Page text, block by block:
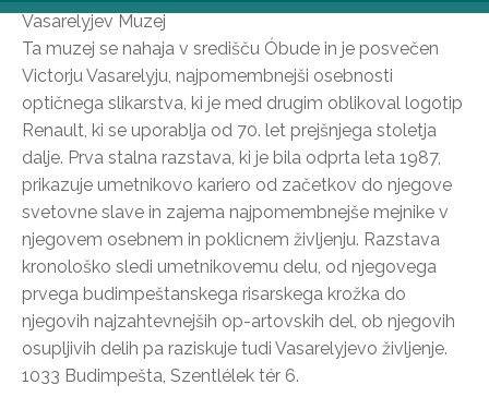
Vasarelyjev Muzej
Ta muzej se nahaja v središču Óbude in je posvečen
Victorju Vasarelyju, najpomembnejši osebnosti
optičnega slikarstva, ki je med drugim oblikoval logotip
Renault, ki se uporablja od 70. let prejšnjega stoletja
dalje. Prva stalna razstava, ki je bila odprta leta 1987,
prikazuje umetnikovo kariero od začetkov do njegove
svetovne slave in zajema najpomembnejše mejnike v
njegovem osebnem in poklicnem življenju. Razstava
kronološko sledi umetnikovemu delu, od njegovega
prvega budimpeštanskega risarskega krožka do
njegovih najzahtevnejših op-artovskih del, ob njegovih
osupljivih delih pa raziskuje tudi Vasarelyjevo življenje.
1033 Budimpešta, Szentlélek tér 6.